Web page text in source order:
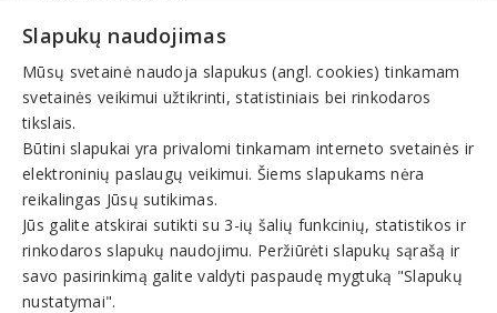
Darbuotojų skaičius:
iki 10 darbuotojų
Apyvarta:
660 €, pelnas po mokesčių -1 005,3 % (2025 m.)
Veiklos sritys
Nekilnojamas turtas. Nuoma, pardavimas, pirkimas
Slapukų naudojimas
Mūsų svetainė naudoja slapukus (angl. cookies) tinkamam
svetainės veikimui užtikrinti, statistiniais bei rinkodaros
tikslais.
Būtini slapukai yra privalomi tinkamam interneto svetainės ir
elektroninių paslaugų veikimui. Šiems slapukams nėra
reikalingas Jūsų sutikimas.
Jūs galite atskirai sutikti su 3-ių šalių funkcinių, statistikos ir
rinkodaros slapukų naudojimu. Peržiūrėti slapukų sąrašą ir
savo pasirinkimą galite valdyti paspaudę mygtuką "Slapukų
nustatymai".